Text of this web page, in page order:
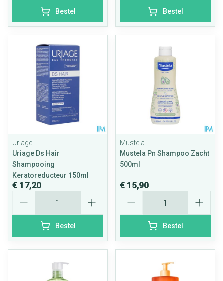
Bestel Bestel
Uriage
Uriage Ds Hair
Shampooing
Keratoreducteur 150ml
€ 17,20
Bestel
Mustela
Mustela Pn Shampoo Zacht
500ml
€ 15,90
Bestel